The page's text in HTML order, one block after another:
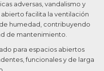
adversas, vandalismo y
facilita la ventilación
humedad, contribuyendo
de mantenimiento.
para espacios abiertos
funcionales y de larga